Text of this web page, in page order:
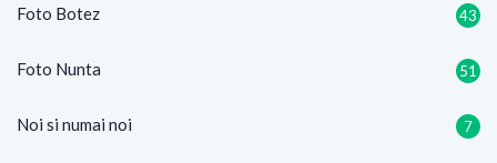
Foto Botez 43
Foto Nunta 51
Noi si numai noi 7